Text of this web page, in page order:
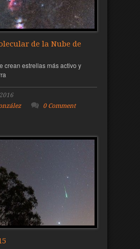
de la Nube de
crean estrellas más activo y
0 Comment